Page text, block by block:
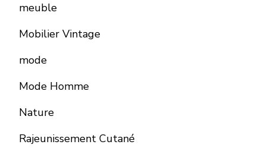
meuble
Mobilier Vintage
mode
Mode Homme
Nature
Rajeunissement Cutané